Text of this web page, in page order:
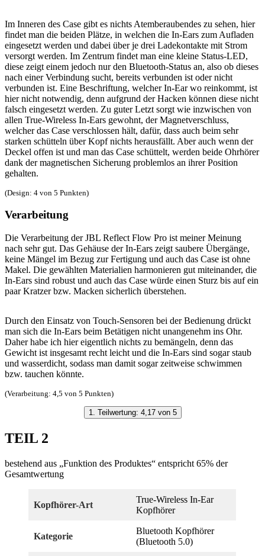
Im Inneren des Case gibt es nichts Atemberaubendes zu sehen, hier
findet man die beiden Plätze, in welchen die In-Ears zum Aufladen
eingesetzt werden und dabei über je drei Ladekontakte mit Strom
versorgt werden. Im Zentrum findet man eine kleine Status-LED,
diese zeigt einem jedoch nur den Bluetooth-Status an, also ob dieses
nach einer Verbindung sucht, bereits verbunden ist oder nicht
verbunden ist. Eine Beschriftung, welcher In-Ear wo reinkommt, ist
hier nicht notwendig, denn aufgrund der Hacken können diese nicht
falsch eingesetzt werden. Zu guter Letzt sorgt wie inzwischen von
allen True-Wireless In-Ears gewohnt, der Magnetverschluss,
welcher das Case verschlossen hält, dafür, dass auch beim sehr
starken schütteln über Kopf nichts herausfällt. Aber auch wenn der
Deckel offen ist und man das Case schüttelt, werden beide Ohrhörer
dank der magnetischen Sicherung problemlos an ihrer Position
gehalten.
(Design: 4 von 5 Punkten)
Verarbeitung
Die Verarbeitung der JBL Reflect Flow Pro ist meiner Meinung
nach sehr gut. Das Gehäuse der In-Ears zeigt saubere Übergänge,
keine Mängel im Bezug zur Fertigung und auch das Case ist ohne
Makel. Die gewählten Materialien harmonieren gut miteinander, die
In-Ears sind robust und auch das Case würde einen Sturz bis auf ein
paar Kratzer bzw. Macken sicherlich überstehen.
Durch den Einsatz von Touch-Sensoren bei der Bedienung drückt
man sich die In-Ears beim Betätigen nicht unangenehm ins Ohr.
Daher habe ich hier eigentlich nichts zu bemängeln, denn das
Gewicht ist insgesamt recht leicht und die In-Ears sind sogar staub
und wasserdicht, sodass man damit sogar zeitweise schwimmen
bzw. tauchen könnte.
(Verarbeitung: 4,5 von 5 Punkten)
1. Teilwertung: 4,17 von 5
TEIL 2
bestehend aus „Funktion des Produktes“ entspricht 65% der
Gesamtwertung
Kopfhörer-Art
True-Wireless In-Ear
Kopfhörer
Kategorie
Bluetooth Kopfhörer
(Bluetooth 5.0)